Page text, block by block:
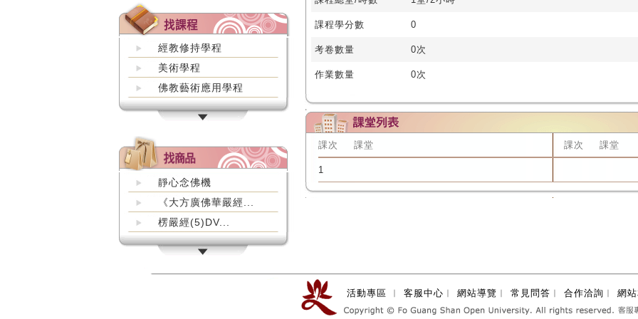
經教修持學程
美術學程
佛教藝術應用學程
靜心念佛機
《大方廣佛華嚴經...
楞嚴經(5)DV...
課程學分數 0
考卷數量 0次
作業數量 0次
課次 課堂 課次 課堂
1
活動專區 ︱ 客服中心 ︱ 網站導覽 ︱ 常見問答 ︱ 合作洽詢 ︱ 網